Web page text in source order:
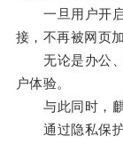
一旦用户开启
接，不再被网页
无论是办公、
户体验。
与此同时，麒
通过隐私保护